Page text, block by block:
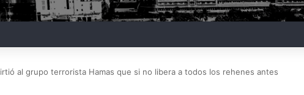
al grupo terrorista Hamas que si no libera a todos los rehenes antes